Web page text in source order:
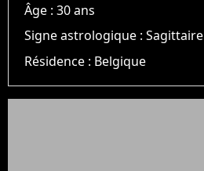
Âge :30 ans
Signe astrologique :Sagittaire
Résidence : Belgique